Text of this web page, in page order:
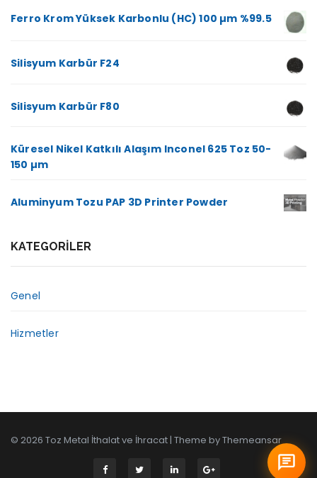
Ferro Krom Yüksek Karbonlu (HC) 100 µm %99.5
Silisyum Karbür F24
Silisyum Karbür F80
Küresel Nikel Katkılı Alaşım Inconel 625 Toz 50-
150 µm
Aluminyum Tozu PAP 3D Printer Powder
KATEGORILER
Genel
Hizmetler
© 2026 Toz Metal İthalat ve İhracat | Theme byThemeansar